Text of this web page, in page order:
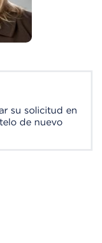
su solicitud en
de nuevo